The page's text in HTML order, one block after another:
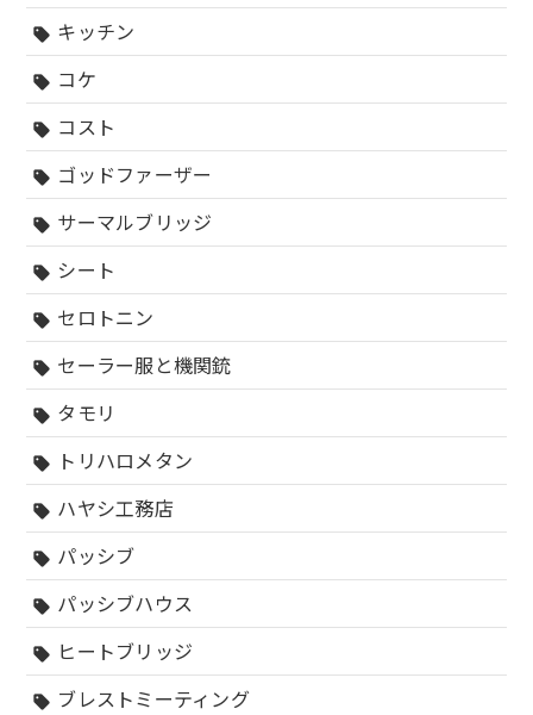
sell キッチン
sell コケ
sell コスト
sell ゴッドファーザー
sell サーマルブリッジ
sell シート
sell セロトニン
sell セーラー服と機関銃
sell タモリ
sell トリハロメタン
sell ハヤシ工務店
sell パッシブ
sell パッシブハウス
sell ヒートブリッジ
sell ブレストミーティング